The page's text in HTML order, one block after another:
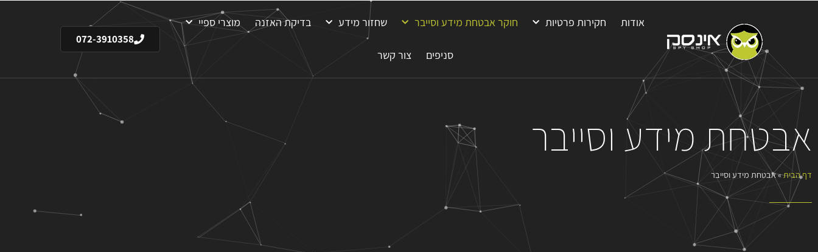
אודות חקירות פרטיות חוקר אבטחת מידע וסייבר שחזור מידע בדיקת האזנה מוצרי ספיי
סניפים צור קשר
072-3910358
אבטחת מידע וסייבר
דף הבית»אבטחת מידע וסייבר